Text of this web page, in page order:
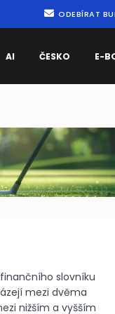
ODEBÍRAT
AI ČESKO E-
slovníku
mezi dvěma
nižším a vyšším